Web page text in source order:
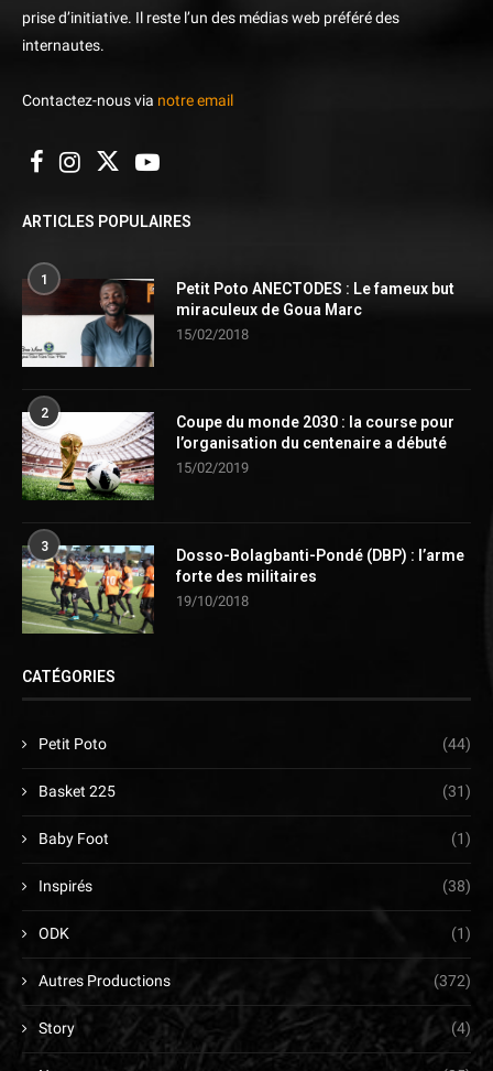
prise d’initiative. Il reste l’un des médias web préféré des
internautes.
Contactez-nous via notre email
ARTICLES POPULAIRES
1
Petit Poto ANECTODES : Le fameux but
miraculeux de Goua Marc
15/02/2018
2
Coupe du monde 2030 : la course pour
l’organisation du centenaire a débuté
15/02/2019
3
Dosso-Bolagbanti-Pondé (DBP) : l’arme
forte des militaires
19/10/2018
CATÉGORIES
Petit Poto (44)
Basket 225 (31)
Baby Foot (1)
Inspirés (38)
ODK (1)
Autres Productions (372)
Story (4)